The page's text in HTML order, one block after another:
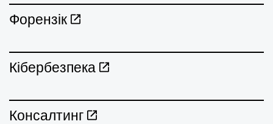
Форензік
Кібербезпека
Консалтинг